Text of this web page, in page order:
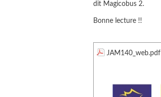
dit Magicobus 2.
Bonne lecture !!
JAM140_web.pdf